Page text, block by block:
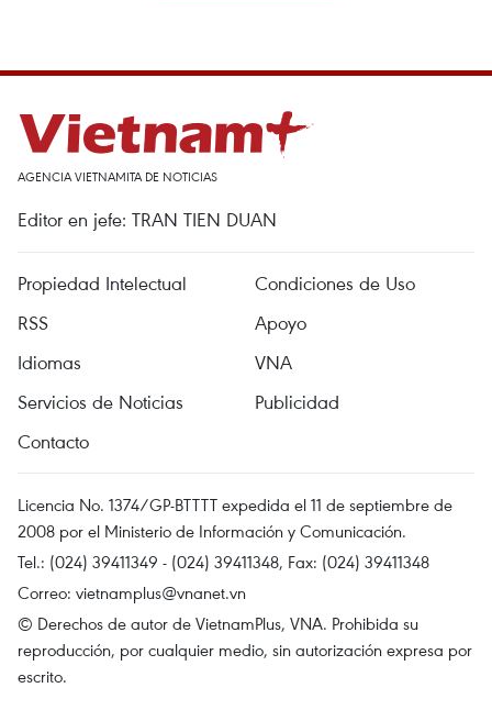
AGENCIA VIETNAMITA DE NOTICIAS
Editor en jefe: TRAN TIEN DUAN
Propiedad Intelectual
Condiciones de Uso
RSS
Apoyo
Idiomas
VNA
Servicios de Noticias
Publicidad
Contacto
Licencia No. 1374/GP-BTTTT expedida el 11 de septiembre de
2008 por el Ministerio de Información y Comunicación.
Tel.: (024) 39411349 - (024) 39411348, Fax: (024) 39411348
Correo: vietnamplus@vnanet.vn
© Derechos de autor de VietnamPlus, VNA. Prohibida su
reproducción, por cualquier medio, sin autorización expresa por
escrito.